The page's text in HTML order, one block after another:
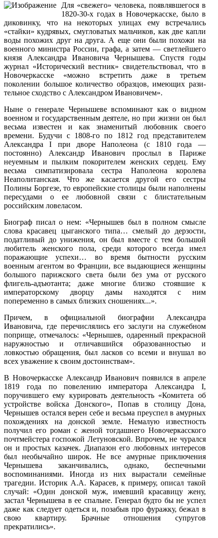
Для «свежего» человека, появлявшегося в
1820-30-х годах в Ново­черкасске, было в
диковинку, что на некоторых улицах ему встречались
«стайки» кудрявых, смугловатых мальчиков, как две капли
воды похожих друг на друга. А еще они были похожи на
военного министра России, графа, а затем — светлейшего
князя Александра Ивановича Чернышева. Спустя годы
журнал «Исторический вест­ник» свидетельствовал, что в
Новочеркасске «можно встретить даже в третьем
поколении большое коли­чество образцов, имеющих рази­
тельное сходство с Александром Ивановичем».
Ныне о генерале Чернышеве вспоминают как о видном
военном и государственным деятеле, но при жизни он был
весьма известен и как знаменитый любовник своего
времени. Будучи с 1808-го по 1812 год представителем
Александра I при дворе Наполеона (с 1810 года —
постоянно) Александр Иванович прослыл в Париже
неуемным и пылким покорителем женских сердец. Ему
весьма симпатизи­ровала сестра Наполеона королева
Неаполитанская. Что же каса­ется другой его сестры
Полины Боргезе, то европейские столицы были наполнены
пересудами о ее любовной связи с блистательным
российским ловеласом.
Биограф писал о нем: «Чернышев был в полном смысле
слова красавец цыганского типа… смелый до дерзости,
податливый до унижения, он был вместе с тем большой
любитель женского пола, среди которого всегда имел
поражающие успехи… во время бытности русским
военным агентом во Франции, все выдающиеся женщины
большого парижского света были без ума от русского
флигель-адъютанта; даже многие близко стоявшие к
императорскому дворцу дамы находятся с ним
попеременно в самых близких сношениях...».
Причем, в официальной биографии Александра
Ивановича, где перечислялись его заслуги на служебном
поприще, отмечалось: «Чернышев, одаренный прекрасной
наружностью и отличавшийся образованностью и
ловкостью обращения, был ласков со всеми и внушал во
всех уважение к своим достоинствам».
В Новочеркасске Александр Иванович появился в апреле
1819 года по повелению императора Александра I,
поручившего ему курировать деятельность «Комитета об
устройстве войска Донского», Попав в столицу Дона,
Чернышев остался верен себе и весьма преуспел в амурных
похождениях на донской земле. Немалую известность
получил его роман с женой тогдашнего Новочеркасского
почтмейстера госпожой Летуновской. Впрочем, не чурался
он и простых казачек. Диапазон его любовных интересов
был необычайно широк. Не все амурные приключения
Чернышева заканчивались, однако, беспечными
воспоминаниями. Иногда из них вырастали семейные
трагедии. Историк А.А. Карасев, к примеру, описал такой
случай: «Один донской муж, имевший красавицу жену,
застал Чернышева в ее спальне. Генерал будто бы не успел
даже как следует одеться и, позабыв про фуражку, бежал в
свою квартиру. Брачные отношения супругов
прекратились».